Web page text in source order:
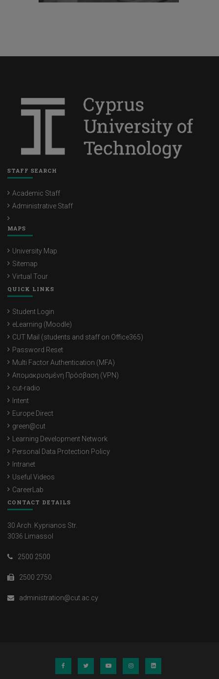
STAFF SEARCH
Academic Staff
Administrative Staff
MAPS
University Map
Sitemap
Virtual Tour
QUICK LINKS
Student Login
eLearning (Moodle)
CUT Mail (students and staff on Office365)
Password Reset
Multi Factor Authentication (MFA)
Απομακρυσμένη Πρόσβαση (VPN)
cut-radio
Intent
Europe Direct
green@cut
Learning Development Network
Personal Data Protection Policy
Intranet
Useful Videos
CareerLab
CONTACT DETAILS
30 Arch. Kyprianos Str.
3036 Limassol
2500 2500
2500 2750
administration@cut.ac.cy